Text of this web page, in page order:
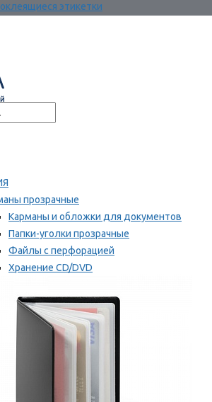
этикетки
прозрачные
Карманы и обложки для документов
Папки-уголки прозрачные
Файлы с перфорацией
Хранение CD/DVD